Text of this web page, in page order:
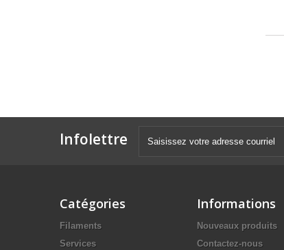
Infolettre
Catégories
Filaments
Services
Informations
Nouveaux produits
Contactez-nous